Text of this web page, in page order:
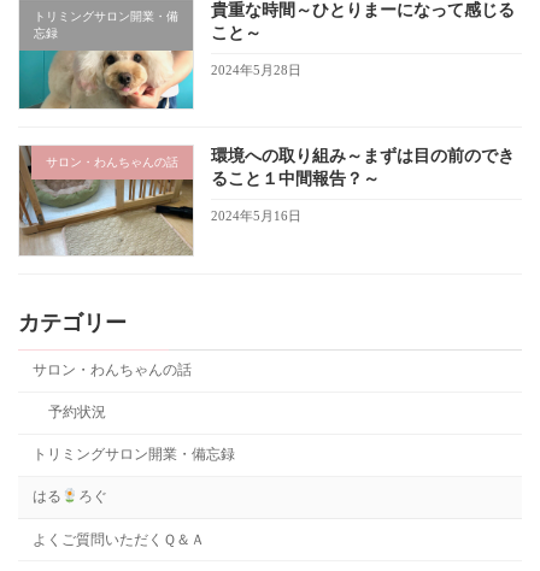
トリミングサロン開業・備
忘録
貴重な時間～ひとりまーになって感じる
こと～
2024年5月28日
サロン・わんちゃんの話
環境への取り組み～まずは目の前のでき
ること１中間報告？～
2024年5月16日
カテゴリー
サロン・わんちゃんの話
予約状況
トリミングサロン開業・備忘録
はる ろぐ
よくご質問いただくＱ＆Ａ